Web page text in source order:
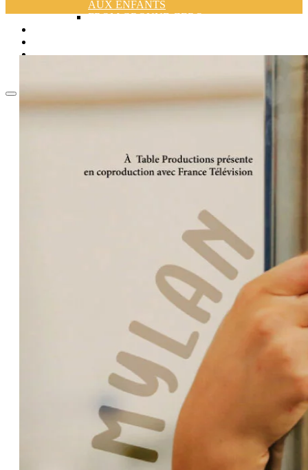
AUX ENFANTS
FROM GROUND ZERO +
ACTUALITÉS
ACCUEIL
FILMS
C.O. DES LONGS MÉTRAGES
C.O. DES LONGS MÉTRAGES
C.O. DES COURTS-
C.O. FILMS POUR LA
PROJECTIONS SPÉCIALES
PROJECTIONS DESTINÉES
AUX ENFANTS
FROM GROUND ZERO +
CONFÉRENCES